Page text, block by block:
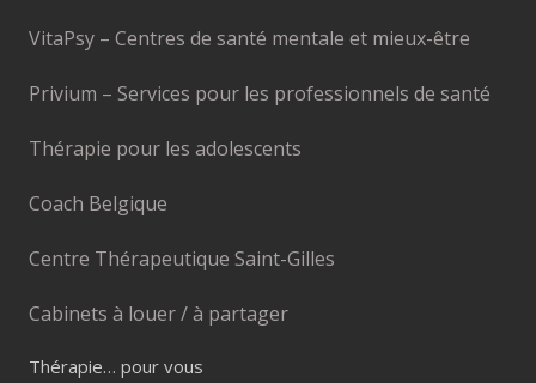
VitaPsy – Centres de santé mentale et mieux-être
Privium – Services pour les professionnels de santé
Thérapie pour les adolescents
Coach Belgique
Centre Thérapeutique Saint-Gilles
Cabinets à louer / à partager
Thérapie… pour vous